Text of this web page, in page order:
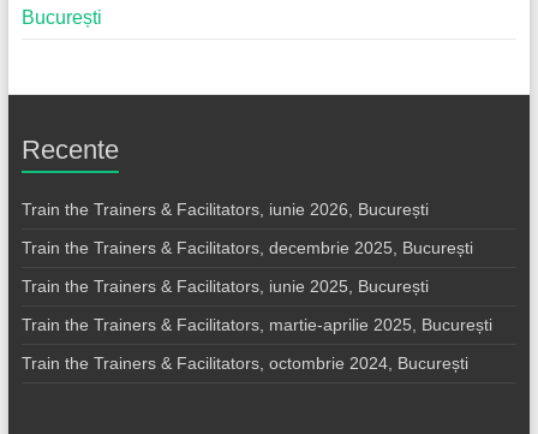
București
Recente
Train the Trainers & Facilitators, iunie 2026, București
Train the Trainers & Facilitators, decembrie 2025, București
Train the Trainers & Facilitators, iunie 2025, București
Train the Trainers & Facilitators, martie-aprilie 2025, București
Train the Trainers & Facilitators, octombrie 2024, București